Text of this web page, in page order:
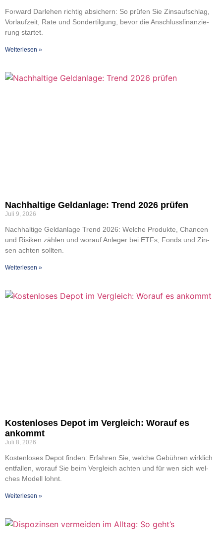
For­ward Dar­le­hen rich­tig absi­chern: So prü­fen Sie Zins­auf­schlag,
Vor­lauf­zeit, Rate und Son­der­til­gung, bevor die Anschluss­fi­nan­zie­
rung star­tet.
Wei­ter­le­sen »
Nach­hal­ti­ge Geld­an­la­ge: Trend 2026 prü­fen
Juli 9, 2026
Nach­hal­ti­ge Geld­an­la­ge Trend 2026: Wel­che Pro­duk­te, Chan­cen
und Risi­ken zäh­len und wor­auf Anle­ger bei ETFs, Fonds und Zin­
sen ach­ten soll­ten.
Wei­ter­le­sen »
Kos­ten­lo­ses Depot im Ver­gleich: Wor­auf es
ankommt
Juli 8, 2026
Kos­ten­lo­ses Depot fin­den: Erfah­ren Sie, wel­che Gebüh­ren wirk­lich
ent­fal­len, wor­auf Sie beim Ver­gleich ach­ten und für wen sich wel­
ches Modell lohnt.
Wei­ter­le­sen »